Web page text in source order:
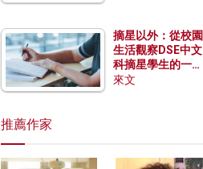
摘星以外：從校園
生活觀察DSE中文
科摘星學生的一點
特質
來文
推薦作家